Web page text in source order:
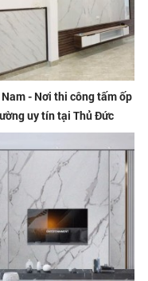
- Nơi thi công tấm ốp
uy tín tại Thủ Đức